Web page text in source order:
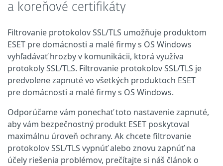
a koreňové certifikáty
Filtrovanie protokolov SSL/TLS umožňuje produktom
ESET pre domácnosti a malé firmy s OS Windows
vyhľadávať hrozby v komunikácii, ktorá využíva
protokoly SSL/TLS. Filtrovanie protokolov SSL/TLS je
predvolene zapnuté vo všetkých produktoch ESET
pre domácnosti a malé firmy s OS Windows.
Odporúčame vám ponechať toto nastavenie zapnuté,
aby vám bezpečnostný produkt ESET poskytoval
maximálnu úroveň ochrany. Ak chcete filtrovanie
protokolov SSL/TLS vypnúť alebo znovu zapnúť na
účely riešenia problémov, prečítajte si náš článok o